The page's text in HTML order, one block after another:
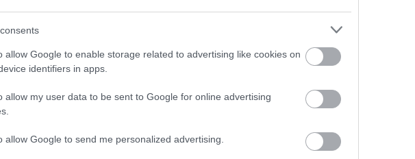
allow Google to enable storage related to advertising like cookies on
identifiers in apps.
allow my user data to be sent to Google for online advertising
allow Google to send me personalized advertising.
Történelmi táj, amelynek minden
köve mesél – megújul a tatai